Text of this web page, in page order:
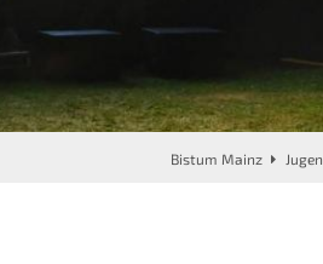
Bistum Mainz